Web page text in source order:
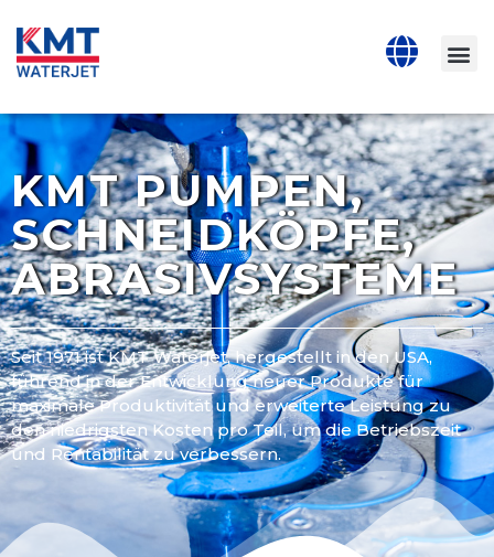
KMT PUMPEN,
SCHNEIDKÖPFE,
ABRASIVSYSTEME
Seit 1971 ist KMT Waterjet, hergestellt in den USA,
führend in der Entwicklung neuer Produkte für
maximale Produktivität und erweiterte Leistung zu
den niedrigsten Kosten pro Teil, um die Betriebszeit
und Rentabilität zu verbessern.